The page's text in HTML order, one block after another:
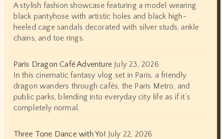
A stylish fashion showcase featuring a model wearing
black pantyhose with artistic holes and black high-
heeled cage sandals decorated with silver studs, ankle
chains, and toe rings.
Paris Dragon Café Adventure July 23, 2026
In this cinematic fantasy vlog set in Paris, a friendly
dragon wanders through cafés, the Paris Metro, and
public parks, blending into everyday city life as if it’s
completely normal.
Three Tone Dance with Yo! July 22, 2026